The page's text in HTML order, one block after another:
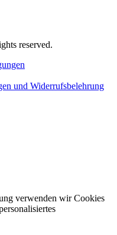
reserved.
und Widerrufsbelehrung
verwenden wir Cookies